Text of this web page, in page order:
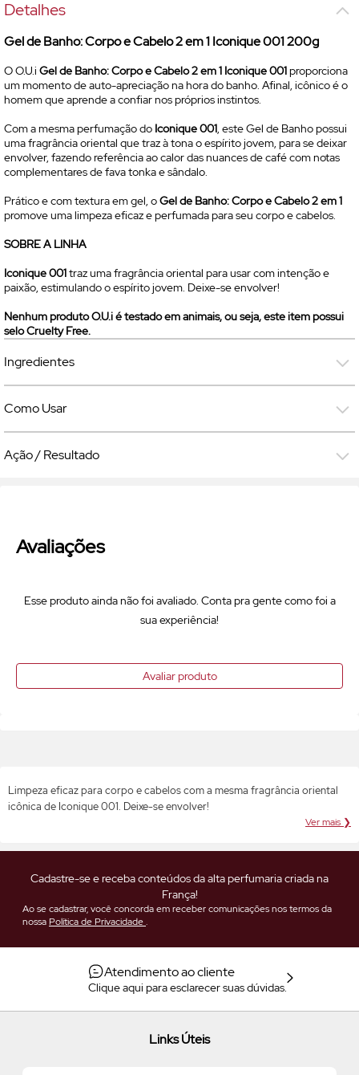
Detalhes
Gel de Banho: Corpo e Cabelo 2 em 1 Iconique 001 200g
O O.U.i Gel de Banho: Corpo e Cabelo 2 em 1 Iconique 001proporciona
um momento de auto-apreciação na hora do banho. Afinal, icônico é o
homem que aprende a confiar nos próprios instintos.
Com a mesma perfumação do Iconique 001, este Gel de Banho possui
uma fragrância oriental que traz à tona o espírito jovem, para se deixar
envolver, fazendo referência ao calor das nuances de café com notas
complementares de fava tonka e sândalo.
Prático e com textura em gel, oGel de Banho: Corpo e Cabelo 2 em 1
promove uma limpeza eficaz e perfumada para seu corpo e cabelos.
SOBRE A LINHA
Iconique 001traz uma fragrância oriental para usar com intenção e
paixão, estimulando o espírito jovem. Deixe-se envolver!
Nenhum produto O.U.i é testado em animais, ou seja, este item possui
seloCruelty Free.
Ingredientes
Como Usar
Ação / Resultado
Avaliações
Esse produto ainda não foi avaliado. Conta pra gente como foi a
sua experiência!
Avaliar produto
Limpeza eficaz para corpo e cabelos com a mesma fragrância oriental
icônica de Iconique 001. Deixe-se envolver!
Ver mais ❯
Cadastre-se e receba conteúdos da alta perfumaria criada na
França!
Ao se cadastrar, você concorda em receber comunicações nos termos da
nossa Política de Privacidade.
Atendimento ao cliente
Clique aqui para esclarecer suas dúvidas.
Links Úteis